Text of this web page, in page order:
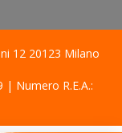
12 20123 Milano
| Numero R.E.A.: